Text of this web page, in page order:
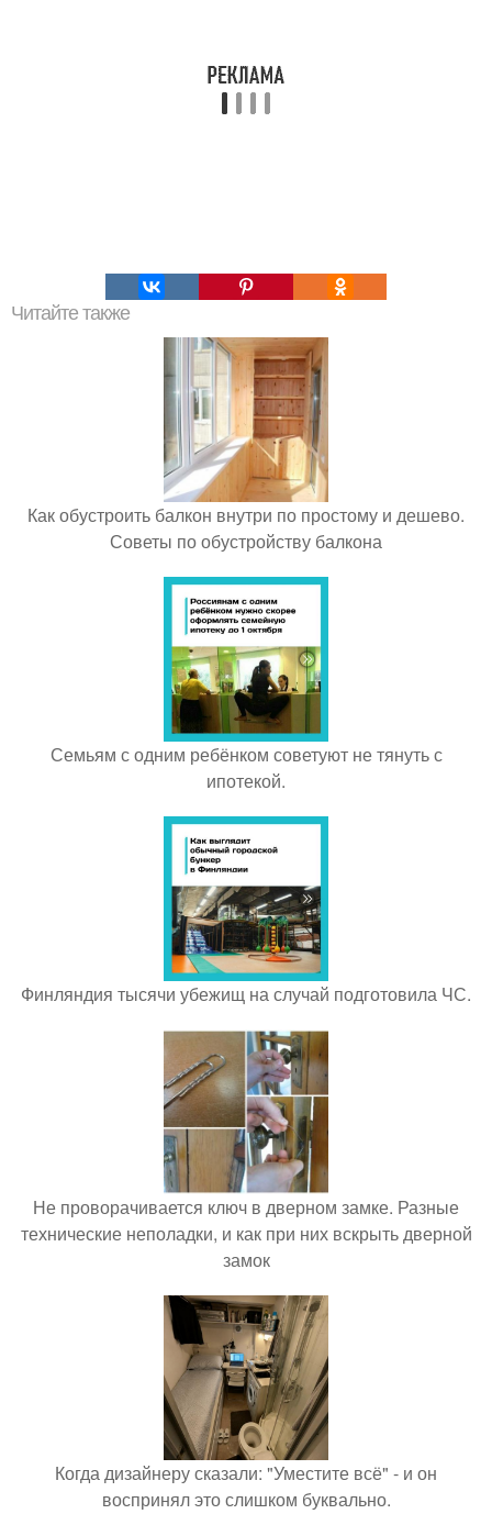
Читайте также
Как обустроить балкон внутри по простому и дешево.
Советы по обустройству балкона
Семьям с одним ребёнком советуют не тянуть с
ипотекой.
Финляндия тысячи убежищ на случай подготовила ЧС.
Не проворачивается ключ в дверном замке. Разные
технические неполадки, и как при них вскрыть дверной
замок
Когда дизайнеру сказали: "Уместите всё" - и он
воспринял это слишком буквально.